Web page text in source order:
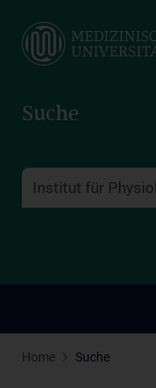
main
Suche
Home Suche